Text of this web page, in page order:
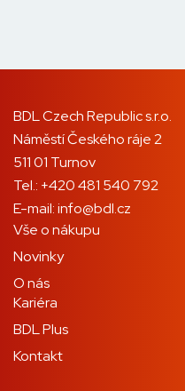
BDL Czech Republic s.r.o.
Náměstí Českého ráje 2
511 01 Turnov
Tel.: +420 481 540 792
E-mail:info@bdl.cz
Vše o nákupu
Novinky
O nás
Kariéra
BDL Plus
Kontakt